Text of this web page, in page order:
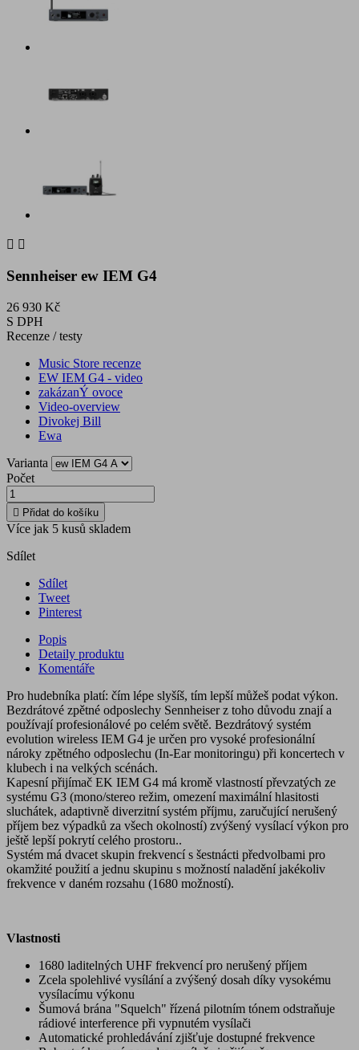
 
Sennheiser ew IEM G4
26 930 Kč
S DPH
Recenze / testy
Music Store recenze
EW IEM G4 - video
zakázanÝ ovoce
Video-overview
Divokej Bill
Ewa
Varianta
Počet
 Přidat do košíku
Více jak 5 kusů skladem
Sdílet
Sdílet
Tweet
Pinterest
Popis
Detaily produktu
Komentáře
Pro hudebníka platí: čím lépe slyšíš, tím lepší můžeš podat výkon.
Bezdrátové zpětné odposlechy Sennheiser z toho důvodu znají a
používají profesionálové po celém světě. Bezdrátový systém
evolution wireless IEM G4 je určen pro vysoké profesionální
nároky zpětného odposlechu (In-Ear monitoringu) při koncertech v
klubech i na velkých scénách.
Kapesní přijímač EK IEM G4 má kromě vlastností převzatých ze
systému G3 (mono/stereo režim, omezení maximální hlasitosti
sluchátek, adaptivně diverzitní systém příjmu, zaručující nerušený
příjem bez výpadků za všech okolností) zvýšený vysílací výkon pro
ještě lepší pokrytí celého prostoru..
Systém má dvacet skupin frekvencí s šestnácti předvolbami pro
okamžité použití a jednu skupinu s možností naladění jakékoliv
frekvence v daném rozsahu (1680 možností).
Vlastnosti
1680 laditelných UHF frekvencí pro nerušený příjem
Zcela spolehlivé vysílání a zvýšený dosah díky vysokému
vysílacímu výkonu
Šumová brána "Squelch" řízená pilotním tónem odstraňuje
rádiové interference při vypnutém vysílači
Automatické prohledávání zjišťuje dostupné frekvence